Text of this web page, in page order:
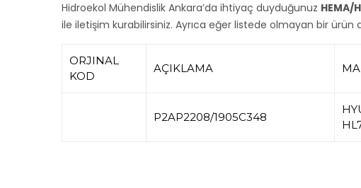
Hidroekol Mühendislik Ankara’da ihtiyaç duyduğunuz
ile iletişim kurabilirsiniz. Ayrıca eğer listede olmayan bir ürün
ORJINAL
KOD
AÇIKLAMA
P2AP2208/1905C348